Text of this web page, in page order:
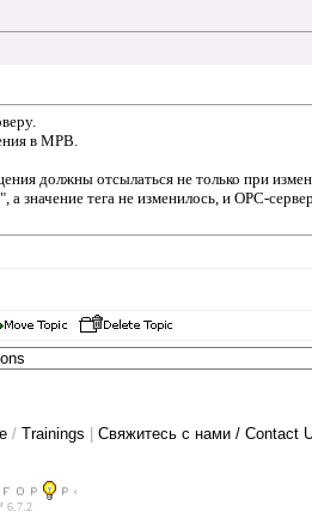
в МРВ.
должны отсылаться не только при
значение тега не изменилось, и OPC-
/ Trainings Свяжитесь с нами / Contact
6.7.2